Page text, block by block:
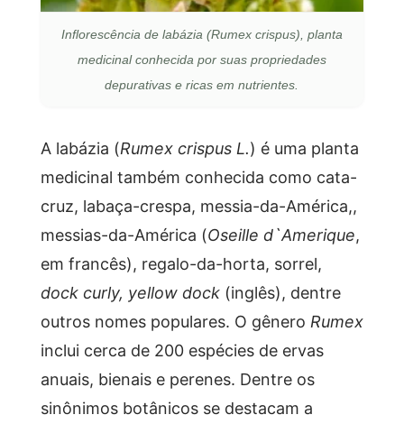
Inflorescência de labázia (Rumex crispus), planta
medicinal conhecida por suas propriedades
depurativas e ricas em nutrientes.
A labázia (Rumex crispus L.) é uma planta
medicinal também conhecida como cata-
cruz, labaça-crespa, messia-da-América,,
messias-da-América (Oseille d`Amerique,
em francês), regalo-da-horta, sorrel,
dock curly, yellow dock(inglês), dentre
outros nomes populares. O gênero Rumex
inclui cerca de 200 espécies de ervas
anuais, bienais e perenes. Dentre os
sinônimos botânicos se destacam a